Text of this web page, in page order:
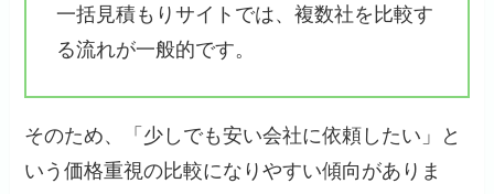
一括見積もりサイトでは、複数社を比較す
る流れが一般的です。
そのため、「少しでも安い会社に依頼したい」と
いう価格重視の比較になりやすい傾向がありま